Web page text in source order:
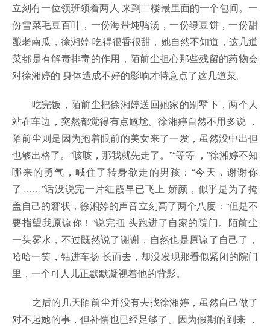
立刻有一位领班领着两人 来到二楼最里面的一个包间。一
份雪菜毛豆百叶，一份海带炖鸭汤，一份绿豆饼，一份甜
酿老南瓜，徐湘婷 吃得很香很甜，她自然不知道，这几道
菜都是有解毒排毒的作用，陌前尘担心那些残留的药物会
对徐湘婷的 身体造成不好的影响才特意点了这几道菜。
吃完饭，陌前尘把徐湘婷送回她家的别墅下，两个人
站在车边，突然都觉得有点尴尬。徐湘婷自然不用多说 ，
陌前尘则是因为抱着眼前的美女来了一发，虽然没中出但
也够出格了。“咳咳，那我就先走了。”“等等 ，”徐湘婷不知
哪来的勇气，喊住了转身欲走的男孩：“今天，谢谢你
了……”话没说完一片红霞早已飞上 娇颜，似乎是为了掩
盖自己的窘状，徐湘婷的声音立刻高了两个八度：“但是不
要指望我原谅你！”说完扭 头跑进了自家的院门。陌前尘
一头雾水，不过既然说了谢谢，自然也是原谅了自己了，
哈哈一笑，钻进车扬 长而去，却没发现那看似紧闭的院门
里，一个可人儿正默默凝视着他的背影。
之后的几天陌前尘并没有去找徐湘婷，虽然自己做了
对不起她的事，但补偿也已经足够了。因为假期的到来 ，